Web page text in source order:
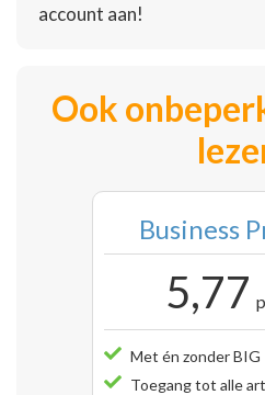
account aan!
Ook
Business
5,77
Met én zonder BIG
Toegang tot alle